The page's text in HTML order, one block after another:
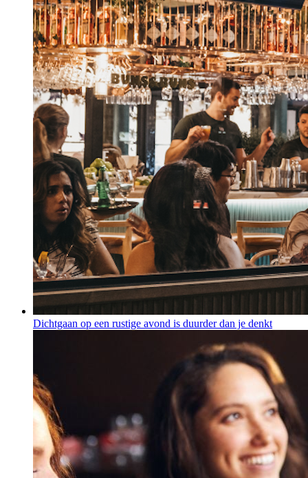
Dichtgaan op een rustige avond is duurder dan je denkt